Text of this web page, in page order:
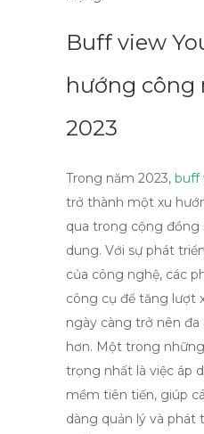
Buff view
hướng công
2023
Trong năm 2023, buff
trở thành một xu
qua trong cộng đồng
dung. Với sự phát
của công nghệ, các
công cụ để tăng lượt
ngày càng trở nên đa
hơn. Một trong
trọng nhất là việc áp
mềm tiên tiến, giúp
dàng quản lý và phát